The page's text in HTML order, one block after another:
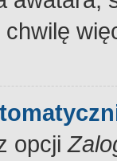
opcji